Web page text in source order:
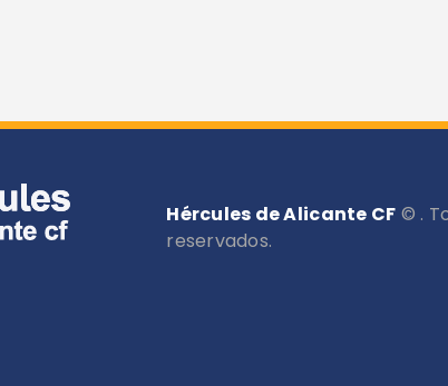
Hércules de Alicante CF © .
reservados.